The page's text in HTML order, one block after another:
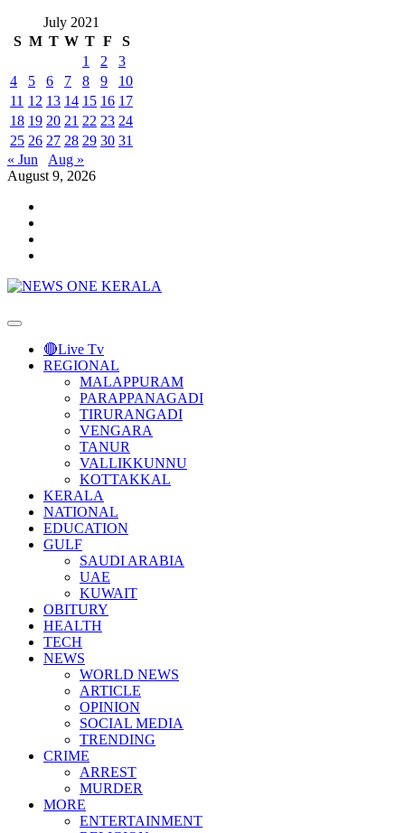
July 2021
S M T W T F
S
1
2
3
4
5 6 7 8 9
10
11 12 13 14 15 16 17
18 19 20 21 22 23 24
25 26 27 28 29 30 31
« Jun
Aug »
August 9, 2026
Primary
🔴Live Tv
REGIONAL
MALAPPURAM
PARAPPANAGADI
TIRURANGADI
VENGARA
TANUR
VALLIKKUNNU
KOTTAKKAL
KERALA
NATIONAL
EDUCATION
GULF
SAUDI ARABIA
UAE
KUWAIT
OBITURY
HEALTH
TECH
NEWS
WORLD NEWS
ARTICLE
OPINION
SOCIAL MEDIA
TRENDING
CRIME
ARREST
MURDER
MORE
ENTERTAINMENT